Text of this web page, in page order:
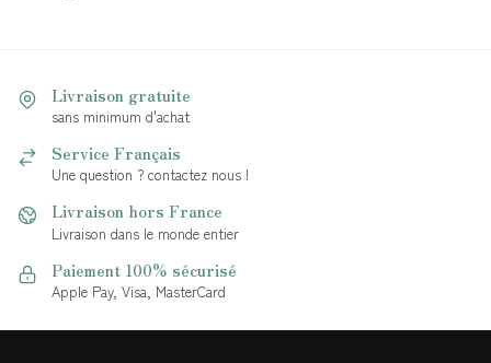
Livraison gratuite
sans minimum d'achat
Service Français
Une question ? contactez nous !
Livraison hors France
Livraison dans le monde entier
Paiement 100% sécurisé
Apple Pay, Visa, MasterCard